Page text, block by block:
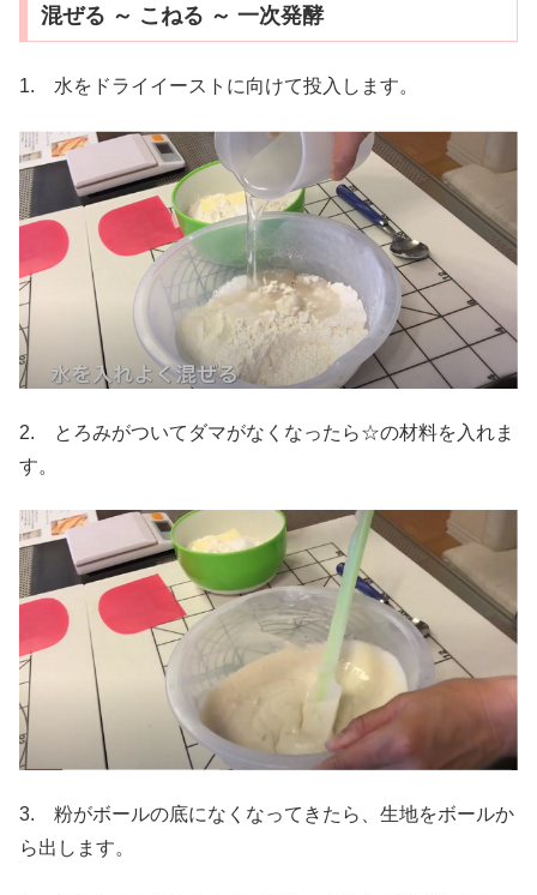
混ぜる ～ こねる ～ 一次発酵
1. 水をドライイーストに向けて投入します。
2. とろみがついてダマがなくなったら☆の材料を入れま
す。
3. 粉がボールの底になくなってきたら、生地をボールか
ら出します。